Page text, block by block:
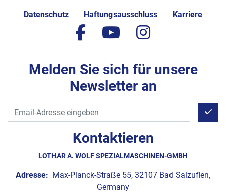
Datenschutz Haftungsausschluss Karriere
Kontaktieren
LOTHAR A. WOLF SPEZIALMASCHINEN-GMBH
Adresse: Max-Planck-Straße 55, 32107 Bad Salzuflen,
Germany
facebook
youtubeinstagram
Melden Sie sich für unsere
Newsletter an